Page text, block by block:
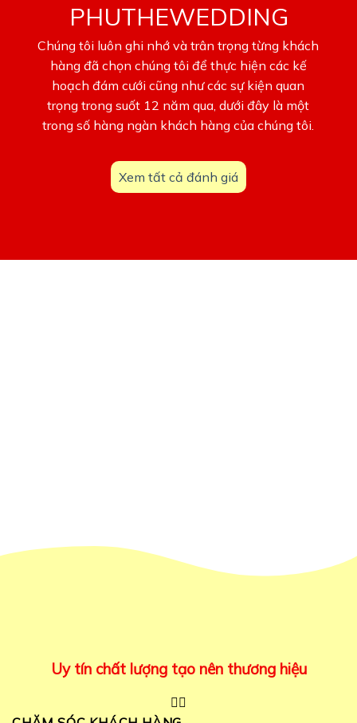
PHUTHEWEDDING
Chúng tôi luôn ghi nhớ và trân trọng từng khách
hàng đã chọn chúng tôi để thực hiện các kế
hoạch đám cưới cũng như các sự kiện quan
trọng trong suốt 12 năm qua, dưới đây là một
trong số hàng ngàn khách hàng của chúng tôi.
Xem tất cả đánh giá
Uy tín chất lượng tạo nên thương hiệu